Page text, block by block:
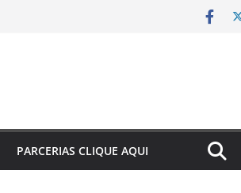
PARCERIAS CLIQUE AQUI